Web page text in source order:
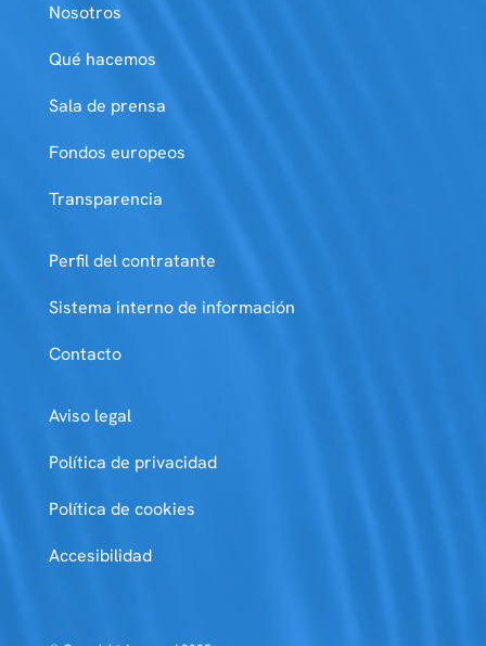
Nosotros
Qué hacemos
Sala de prensa
Fondos europeos
Transparencia
Perfil del contratante
Sistema interno de información
Contacto
Aviso legal
Política de privacidad
Política de cookies
Accesibilidad